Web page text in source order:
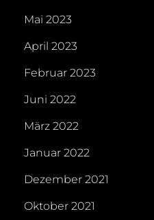
Mai 2023
April 2023
Februar 2023
Juni 2022
März 2022
Januar 2022
Dezember 2021
Oktober 2021